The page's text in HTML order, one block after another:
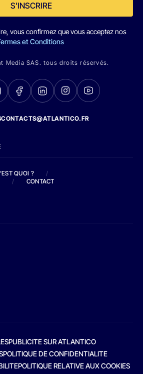
S'INSCRIRE
vous confirmez que vous acceptez nos
et Conditions
Media SAS. tous droits réservés.
QUOI ?
/
/ CONTACT
PUBLICITE SUR ATLANTICO
POLITIQUE DE CONFIDENTIALITE
POLITIQUE RELATIVE AUX COOKIES